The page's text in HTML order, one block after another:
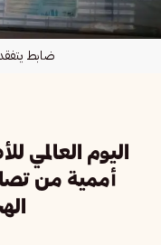
اليوم العالمي
أممية من
ضابط